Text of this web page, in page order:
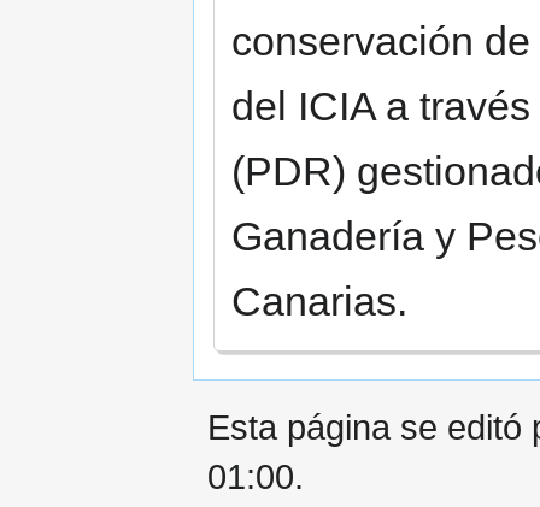
conservación
del ICIA a
(PDR)
Ganadería y
Canarias.
Esta página se editó
01:00.